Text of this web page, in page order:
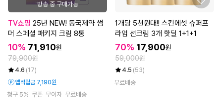
방송 중 구매가능
TV쇼핑
머 스페셜 패키지 크림 8통
10% 71,910원
79,900원
4.6 (17)
앱적립금 7,190원
청구 5% 쿠폰 무이자 무료배송
1개당 5천원대!! 스킨에셋 슈퍼프
라임 선크림 3개 핫딜 1+1+1
70% 17,900원
59,000원
4.5 (53)
무료배송